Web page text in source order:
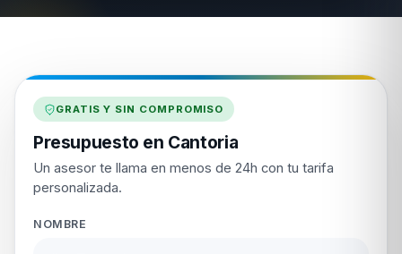
GRATIS Y SIN COMPROMISO
Presupuesto en Cantoria
Un asesor te llama en menos de 24h con tu tarifa
personalizada.
NOMBRE